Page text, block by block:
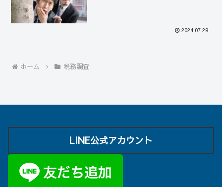
2024.07.29
ホーム 税務調査
LINE公式アカウント